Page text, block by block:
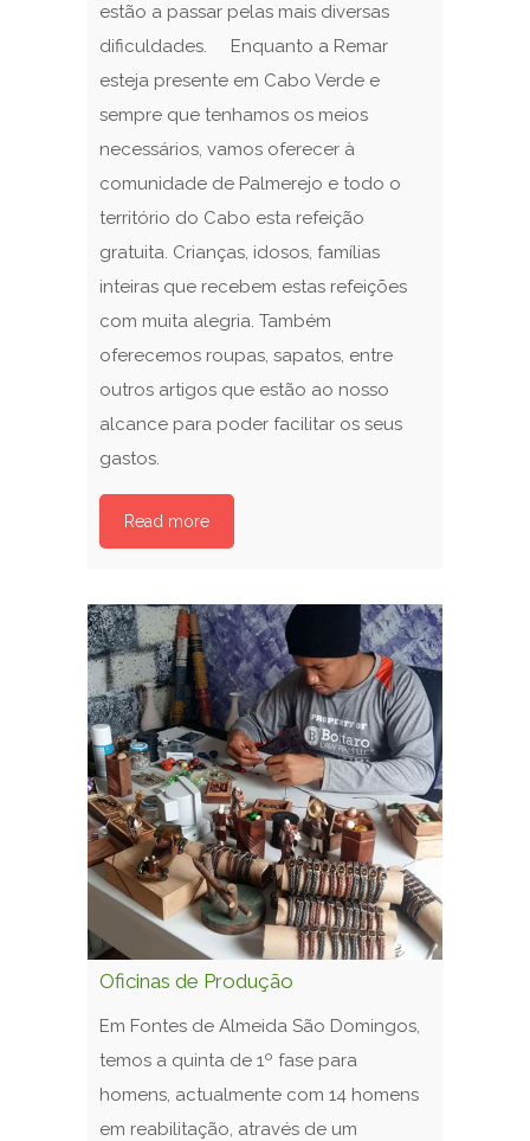
estão a passar pelas mais diversas
dificuldades. Enquanto a Remar
esteja presente em Cabo Verde e
sempre que tenhamos os meios
necessários, vamos oferecer à
comunidade de Palmerejo e todo o
território do Cabo esta refeição
gratuita. Crianças, idosos, famílias
inteiras que recebem estas refeições
com muita alegria. Também
oferecemos roupas, sapatos, entre
outros artigos que estão ao nosso
alcance para poder facilitar os seus
gastos.
Read more
Oficinas de Produção
Em Fontes de Almeida São Domingos,
temos a quinta de 1º fase para
homens, actualmente com 14 homens
em reabilitação, através de um